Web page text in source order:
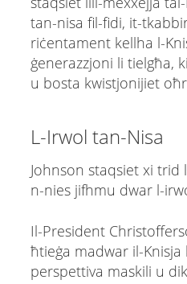
tan-nisa fil-fidi, it-
riċentament kellha l-
ġenerazzjoni li tielgħa,
u bosta kwistjonijiet
L-Irwol tan-Nisa
Johnson staqsiet xi trid
n-nies jifhmu dwar l-
Il-President
ħtieġa madwar il-
perspettiva maskili u